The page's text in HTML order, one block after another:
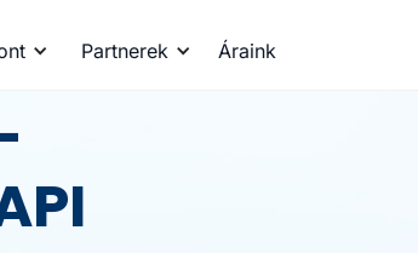
Partnerek Áraink